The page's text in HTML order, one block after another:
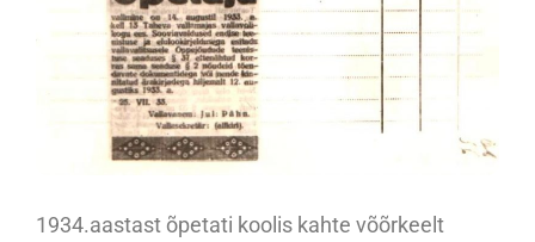
1934.aastast õpetati koolis kahte võõrkeelt